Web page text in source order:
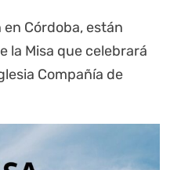
Córdoba, están
la Misa que celebrará
Compañía de